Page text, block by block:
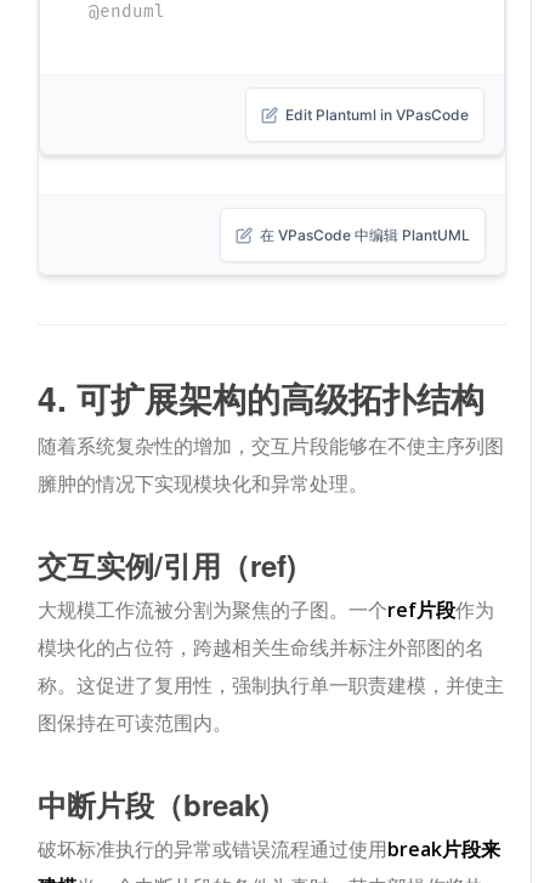
@enduml
Edit Plantuml in VPasCode
在 VPasCode 中编辑 PlantUML
4. 可扩展架构的高级拓扑结构
随着系统复杂性的增加，交互片段能够在不使主序列图
臃肿的情况下实现模块化和异常处理。
交互实例/引用（ref)
大规模工作流被分割为聚焦的子图。一个ref片段作为
模块化的占位符，跨越相关生命线并标注外部图的名
称。这促进了复用性，强制执行单一职责建模，并使主
图保持在可读范围内。
中断片段（break)
破坏标准执行的异常或错误流程通过使用break片段来